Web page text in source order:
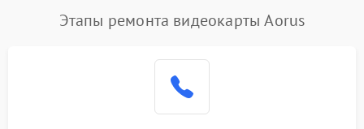
Общие поломки
Этапы ремонта видеокарты Aorus